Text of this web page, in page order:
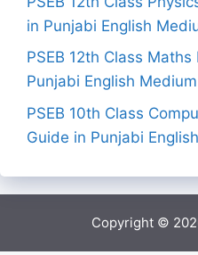
in Punjabi English
PSEB 12th Class
Punjabi English Medium
PSEB 10th Class
Guide in Punjabi
Copyright ©